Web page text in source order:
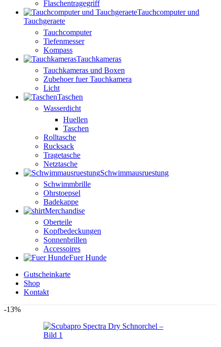
Flaschentragegriff
Tauchcomputer und
Tauchgeraete
Tauchcomputer
Tiefenmesser
Kompass
Tauchkameras
Tauchkameras und Boxen
Zubehoer fuer Tauchkamera
Licht
Taschen
Wasserdicht
Huellen
Taschen
Rolltasche
Rucksack
Tragetasche
Netztasche
Schwimmausruestung
Schwimmbrille
Ohrstoepsel
Badekappe
Merchandise
Oberteile
Kopfbedeckungen
Sonnenbrillen
Accessoires
Fuer Hunde
Gutscheinkarte
Shop
Kontakt
-13%